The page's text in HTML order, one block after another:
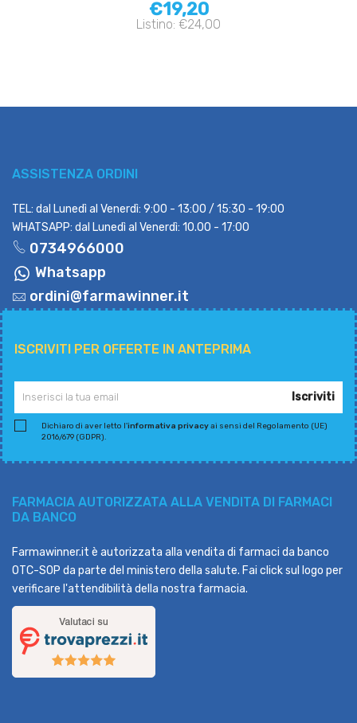
€19,20
Listino: €24,00
ASSISTENZA ORDINI
TEL: dal Lunedì al Venerdì: 9:00 - 13:00 / 15:30 - 19:00
WHATSAPP: dal Lunedì al Venerdì: 10.00 - 17:00
0734966000
Whatsapp
ordini@farmawinner.it
ISCRIVITI PER OFFERTE IN ANTEPRIMA
Iscriviti
Dichiaro di aver letto l'informativa privacyai sensi del Regolamento (UE)
2016/679 (GDPR).
FARMACIA AUTORIZZATA ALLA VENDITA DI FARMACI
DA BANCO
Farmawinner.it è autorizzata alla vendita di farmaci da banco
OTC-SOP da parte del ministero della salute. Fai click sul logo per
verificare l'attendibilità della nostra farmacia.